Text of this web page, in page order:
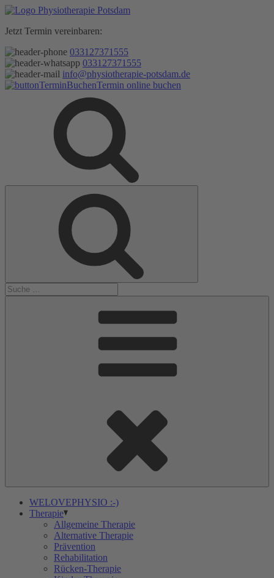
Zum
springen
Jetzt Termin vereinbaren:
033127371555
033127371555
info@physiotherapie-potsdam.de
Termin online buchen
WELOVEPHYSIO :-)
Therapie
Allgemeine Therapie
Alternative Therapie
Prävention
Rehabilitation
Rücken-Therapie